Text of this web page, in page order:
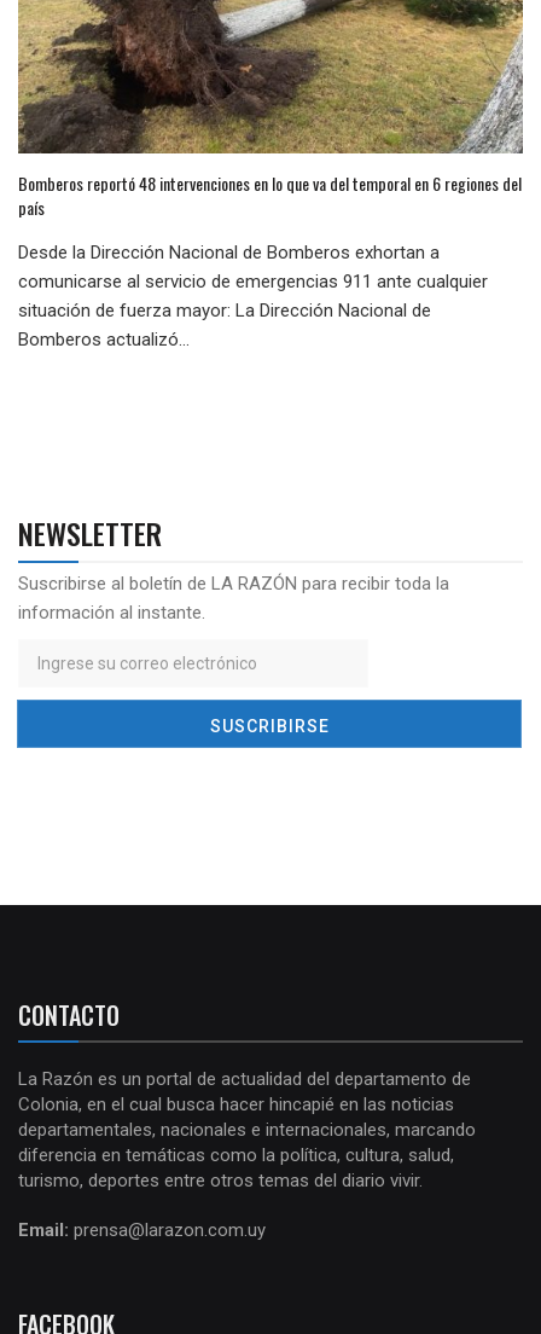
Bomberos reportó 48 intervenciones en lo que va del temporal en 6 regiones del
país
Desde la Dirección Nacional de Bomberos exhortan a
comunicarse al servicio de emergencias 911 ante cualquier
situación de fuerza mayor: La Dirección Nacional de
Bomberos actualizó...
NEWSLETTER
Suscribirse al boletín de LA RAZÓN para recibir toda la
información al instante.
CONTACTO
La Razón es un portal de actualidad del departamento de
Colonia, en el cual busca hacer hincapié en las noticias
departamentales, nacionales e internacionales, marcando
diferencia en temáticas como la política, cultura, salud,
turismo, deportes entre otros temas del diario vivir.
Email: prensa@larazon.com.uy
FACEBOOK